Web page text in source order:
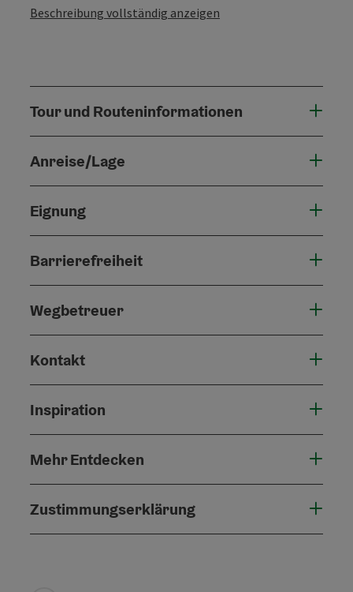
Beschreibung vollständig anzeigen
Tour und Routeninformationen
Anreise/Lage
Eignung
Barrierefreiheit
Wegbetreuer
Kontakt
Inspiration
Mehr Entdecken
Zustimmungserklärung